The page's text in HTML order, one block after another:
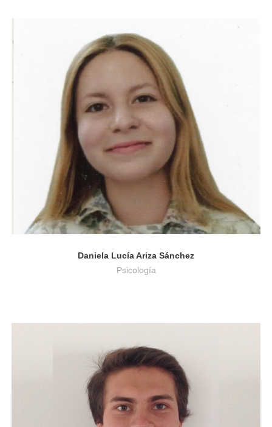
Psicología
Daniela Lucía Ariza Sánchez
Psicología
Relaciones Internacionales